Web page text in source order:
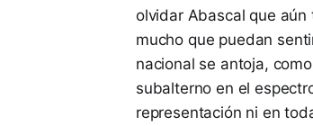
olvidar Abascal que
mucho que puedan
nacional se antoja,
subalterno en el
representación ni en